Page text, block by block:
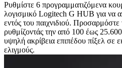
Ρυθμίστε 6 προγραμματιζόμενα
λογισμικό Logitech G HUB για να
εντός του παιχνιδιού.
ρυθμίζοντάς την από 100 έως
υψηλή ακρίβεια επιπέδου πίξελ σε
ελιγμούς.